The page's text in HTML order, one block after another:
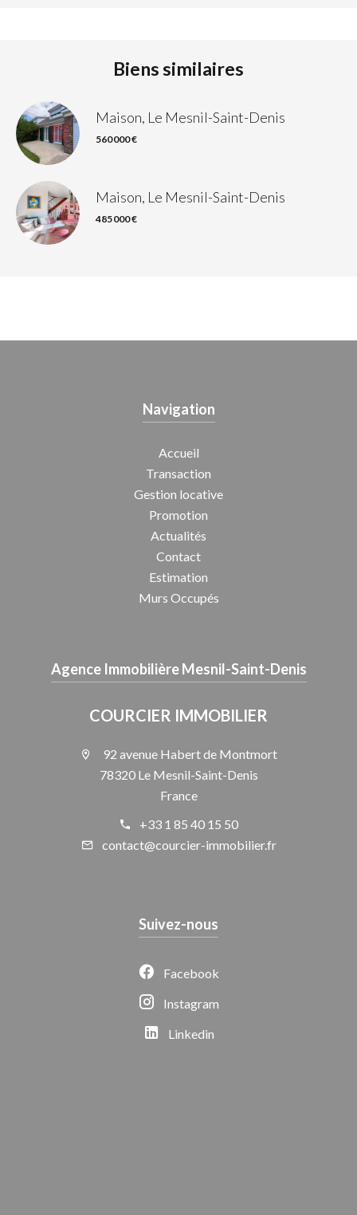
Biens similaires
Maison, Le Mesnil-Saint-Denis
560 000 €
Maison, Le Mesnil-Saint-Denis
485 000 €
Navigation
Accueil
Transaction
Gestion locative
Promotion
Actualités
Contact
Estimation
Murs Occupés
Agence Immobilière Mesnil-Saint-Denis
COURCIER IMMOBILIER
92 avenue Habert de Montmort
78320 Le Mesnil-Saint-Denis
France
+33 1 85 40 15 50
contact@courcier-immobilier.fr
Suivez-nous
Facebook
Instagram
Linkedin